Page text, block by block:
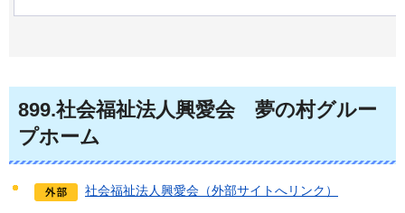
899.社会福祉法人興愛会 夢の村グルー
プホーム
社会福祉法人興愛会（外部サイトへリンク）